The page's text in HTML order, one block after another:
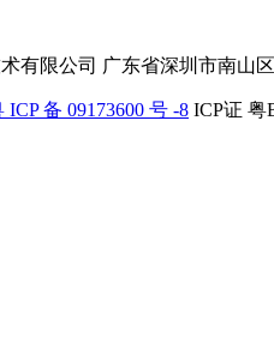
有限公司 广东省深圳市南山
ICP 备 09173600 号 -8 ICP证 粤